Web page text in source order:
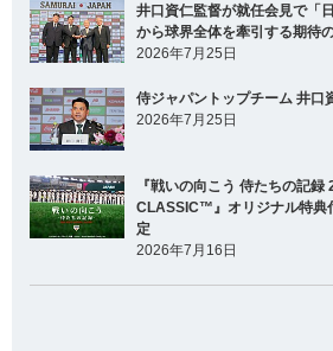
井口資仁監督が就任会見で「
から球界全体を牽引する期待
2026年7月25日
侍ジャパントップチーム 井口
2026年7月25日
『戦いの向こう 侍たちの記
CLASSIC™』オリジナル特典
定
2026年7月16日